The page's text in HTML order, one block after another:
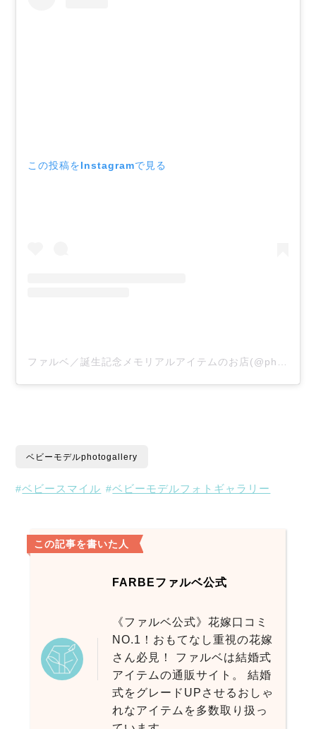
この投稿をInstagramで見る
ベビーモデルphotogallery
ベビースマイル ベビーモデルフォトギャラリー
この記事を書いた人
FARBEファルベ公式
《ファルベ公式》花嫁口コミ
NO.1！おもてなし重視の花嫁
さん必見！ ファルベは結婚式
アイテムの通販サイト。 結婚
式をグレードUPさせるおしゃ
れなアイテムを多数取り扱っ